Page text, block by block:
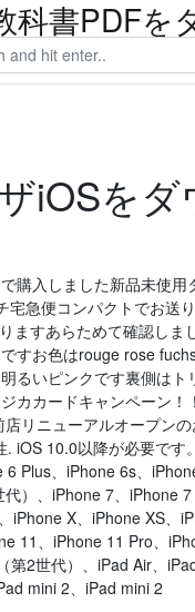
科書PDFを
iOSをダ
購入しました新品未使用
宅急便コンパクトでお送
ますあらためて確認しま
すお色はrouge rose
るいピンクです裏側はト
カカードキャンペーン！
リニューアルオープンの
iOS 10.0以降が必要です
Plus、iPhone 6s、
）、iPhone 7、iPhone
iPhone X、iPhone XS、
11、iPhone 11 Pro、
第2世代）、iPad Air、
mini 2、iPad mini 2